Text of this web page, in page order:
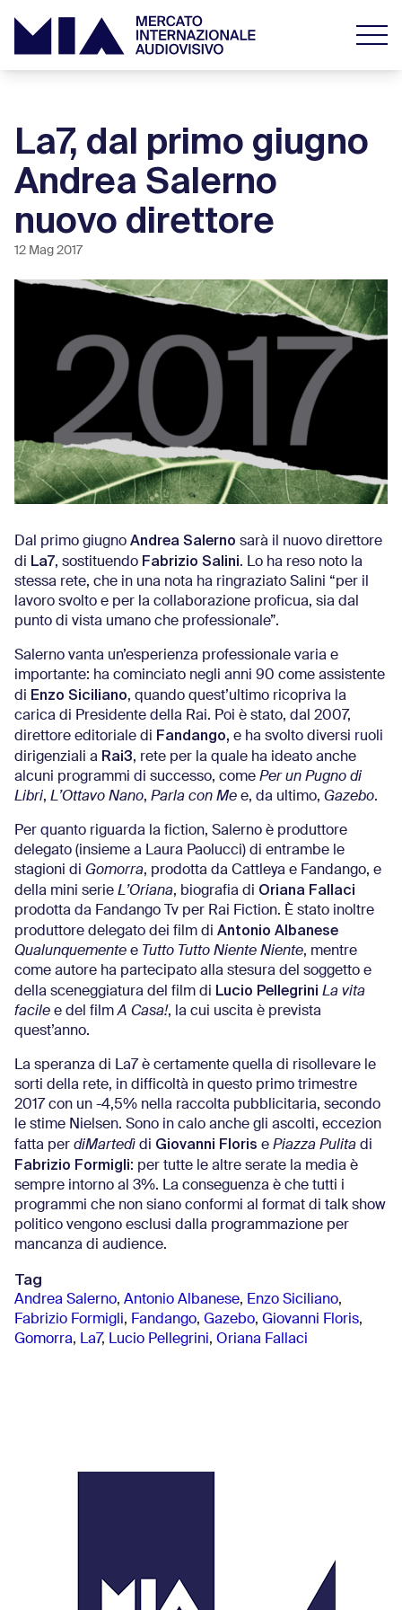
La7, dal primo giugno
Andrea Salerno
nuovo direttore
12 Mag 2017
Dal primo giugno Andrea Salerno sarà il nuovo direttore
di La7, sostituendo Fabrizio Salini. Lo ha reso noto la
stessa rete, che in una nota ha ringraziato Salini “per il
lavoro svolto e per la collaborazione proficua, sia dal
punto di vista umano che professionale”.
Salerno vanta un’esperienza professionale varia e
importante: ha cominciato negli anni 90 come assistente
di Enzo Siciliano, quando quest’ultimo ricopriva la
carica di Presidente della Rai. Poi è stato, dal 2007,
direttore editoriale di Fandango, e ha svolto diversi ruoli
dirigenziali a Rai3, rete per la quale ha ideato anche
alcuni programmi di successo, come Per un Pugno di
Libri, L’Ottavo Nano, Parla con Me e, da ultimo, Gazebo.
Per quanto riguarda la fiction, Salerno è produttore
delegato (insieme a Laura Paolucci) di entrambe le
stagioni di Gomorra, prodotta da Cattleya e Fandango, e
della mini serie L’Oriana, biografia di Oriana Fallaci
prodotta da Fandango Tv per Rai Fiction. È stato inoltre
produttore delegato dei film di Antonio Albanese
Qualunquemente e Tutto Tutto Niente Niente, mentre
come autore ha partecipato alla stesura del soggetto e
della sceneggiatura del film di Lucio Pellegrini La vita
facile e del filmA Casa!, la cui uscita è prevista
quest’anno.
La speranza di La7 è certamente quella di risollevare le
sorti della rete, in difficoltà in questo primo trimestre
2017 con un -4,5% nella raccolta pubblicitaria, secondo
le stime Nielsen. Sono in calo anche gli ascolti, eccezion
fatta per diMartedì di Giovanni Floris e Piazza Pulita di
Fabrizio Formigli: per tutte le altre serate la media è
sempre intorno al 3%. La conseguenza è che tutti i
programmi che non siano conformi al format di talk show
politico vengono esclusi dalla programmazione per
mancanza di audience.
Tag
Andrea Salerno, Antonio Albanese, Enzo Siciliano,
Fabrizio Formigli, Fandango, Gazebo, Giovanni Floris,
Gomorra, La7, Lucio Pellegrini, Oriana Fallaci